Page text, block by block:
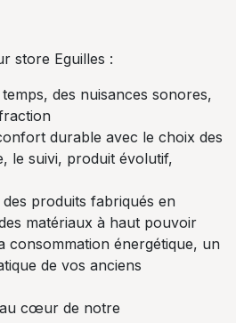
store Eguilles :
des nuisances sonores,
durable avec le choix des
le suivi, produit évolutif,
des produits fabriqués en
matériaux à haut pouvoir
consommation énergétique, un
de vos anciens
au cœur de notre